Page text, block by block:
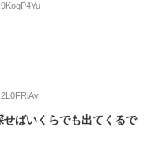
ばいくらでも出てくるで